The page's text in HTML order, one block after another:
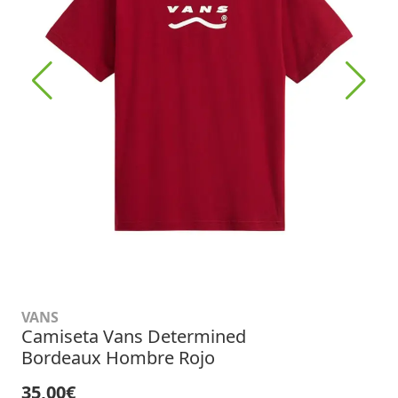
VANS
Camiseta Vans Determined
Bordeaux Hombre Rojo
35,00€